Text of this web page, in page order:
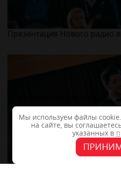
Презентация Нового радио
Мы используем файлы
на сайте, вы
указанных в